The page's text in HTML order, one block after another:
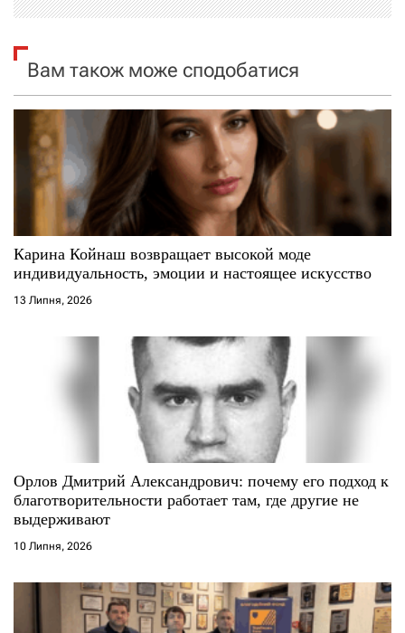
і
я
з
с
і
Вам також може сподобатися
Карина Койнаш возвращает высокой моде
индивидуальность, эмоции и настоящее искусство
13 Липня, 2026
Орлов Дмитрий Александрович: почему его подход к
благотворительности работает там, где другие не
выдерживают
10 Липня, 2026